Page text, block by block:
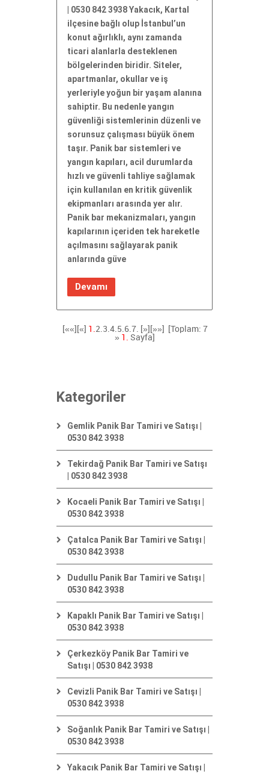
| 0530 842 3938 Yakacık, Kartal
ilçesine bağlı olup İstanbul’un
konut ağırlıklı, aynı zamanda
ticari alanlarla desteklenen
bölgelerinden biridir. Siteler,
apartmanlar, okullar ve iş
yerleriyle yoğun bir yaşam alanına
sahiptir. Bu nedenle yangın
güvenliği sistemlerinin düzenli ve
sorunsuz çalışması büyük önem
taşır. Panik bar sistemleri ve
yangın kapıları, acil durumlarda
hızlı ve güvenli tahliye sağlamak
için kullanılan en kritik güvenlik
ekipmanları arasında yer alır.
Panik bar mekanizmaları, yangın
kapılarının içeriden tek hareketle
açılmasını sağlayarak panik
anlarında güve
Devamı
[««][«] 1.2.3.4.5.6.7. [»] [»»]
[Toplam: 7
» 1. Sayfa]
Kategoriler
Gemlik Panik Bar Tamiri ve Satışı |
0530 842 3938
Tekirdağ Panik Bar Tamiri ve Satışı
| 0530 842 3938
Kocaeli Panik Bar Tamiri ve Satışı |
0530 842 3938
Çatalca Panik Bar Tamiri ve Satışı |
0530 842 3938
Dudullu Panik Bar Tamiri ve Satışı |
0530 842 3938
Kapaklı Panik Bar Tamiri ve Satışı |
0530 842 3938
Çerkezköy Panik Bar Tamiri ve
Satışı | 0530 842 3938
Cevizli Panik Bar Tamiri ve Satışı |
0530 842 3938
Soğanlık Panik Bar Tamiri ve Satışı |
0530 842 3938
Yakacık Panik Bar Tamiri ve Satışı |